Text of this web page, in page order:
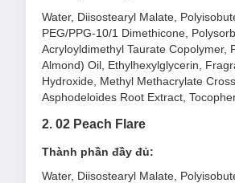
Water, Diisostearyl Malate,
PEG/PPG-10/1 Dimethicone,
Acryloyldimethyl Taurate Copolymer,
Almond) Oil, Ethylhexylglycerin,
Hydroxide, Methyl Methacrylate
Asphodeloides Root Extract,
2. 02 Peach Flare
Thành phần đầy đủ:
Water, Diisostearyl Malate,